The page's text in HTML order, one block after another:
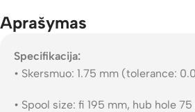
Aprašymas
Specifikacija:
• Skersmuo: 1.75 mm (tolerance:
• Spool size: fi 195 mm, hub hole